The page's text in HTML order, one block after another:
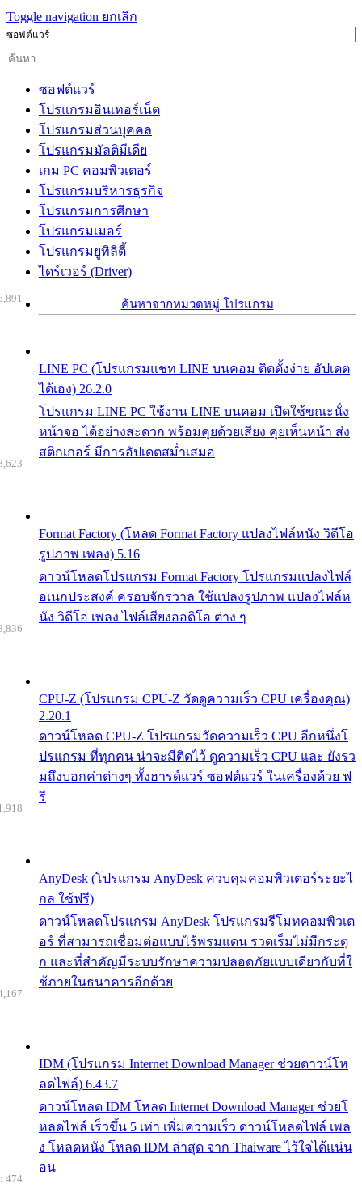
Toggle navigation ยกเลิก
ซอฟต์แวร์
ซอฟต์แวร์
โปรแกรมอินเทอร์เน็ต
โปรแกรมส่วนบุคคล
โปรแกรมมัลติมีเดีย
เกม PC คอมพิวเตอร์
โปรแกรมบริหารธุรกิจ
โปรแกรมการศึกษา
โปรแกรมเมอร์
โปรแกรมยูทิลิตี้
ไดร์เวอร์ (Driver)
ค้นหาจากหมวดหมู่ โปรแกรม
LINE PC (โปรแกรมแชท LINE บนคอม ติดตั้งง่าย อัปเดต
ได้เอง) 26.2.0
โปรแกรม LINE PC ใช้งาน LINE บนคอม เปิดใช้ขณะนั่ง
หน้าจอ ได้อย่างสะดวก พร้อมคุยด้วยเสียง คุยเห็นหน้า ส่ง
สติกเกอร์ มีการอัปเดตสม่ำเสมอ
Format Factory (โหลด Format Factory แปลงไฟล์หนัง วิดีโอ
รูปภาพ เพลง) 5.16
ดาวน์โหลดโปรแกรม Format Factory โปรแกรมแปลงไฟล์
อเนกประสงค์ ครอบจักรวาล ใช้แปลงรูปภาพ แปลงไฟล์ห
นัง วิดีโอ เพลง ไฟล์เสียงออดิโอ ต่าง ๆ
CPU-Z (โปรแกรม CPU-Z วัดดูความเร็ว CPU เครื่องคุณ)
2.20.1
ดาวน์โหลด CPU-Z โปรแกรมวัดความเร็ว CPU อีกหนึ่งโ
ปรแกรม ที่ทุกคน น่าจะมีติดไว้ ดูความเร็ว CPU และ ยังรว
มถึงบอกค่าต่างๆ ทั้งฮารด์แวร์ ซอฟต์แวร์ ในเครื่องด้วย ฟ
รี
AnyDesk (โปรแกรม AnyDesk ควบคุมคอมพิวเตอร์ระยะไ
กล ใช้ฟรี)
ดาวน์โหลดโปรแกรม AnyDesk โปรแกรมรีโมทคอมพิวเต
อร์ ที่สามารถเชื่อมต่อแบบไร้พรมแดน รวดเร็มไม่มีกระตุ
ก และที่สำคัญมีระบบรักษาความปลอดภัยแบบเดียวกับที่ใ
ช้ภายในธนาคารอีกด้วย
IDM (โปรแกรม Internet Download Manager ช่วยดาวน์โห
ลดไฟล์) 6.43.7
ดาวน์โหลด IDM โหลด Internet Download Manager ช่วยโ
หลดไฟล์ เร็วขึ้น 5 เท่า เพิ่มความเร็ว ดาวน์โหลดไฟล์ เพล
ง โหลดหนัง โหลด IDM ล่าสุด จาก Thaiware ไว้ใจได้แน่น
อน
474